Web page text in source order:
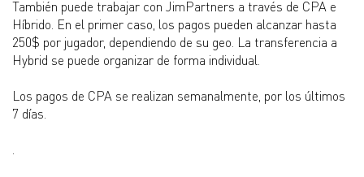
También puede trabajar con JimPartners a través de CPA e
Híbrido. En el primer caso, los pagos pueden alcanzar hasta
250$ por jugador, dependiendo de su geo. La transferencia a
Hybrid se puede organizar de forma individual.
Los pagos de CPA se realizan semanalmente, por los últimos
7 días.
.